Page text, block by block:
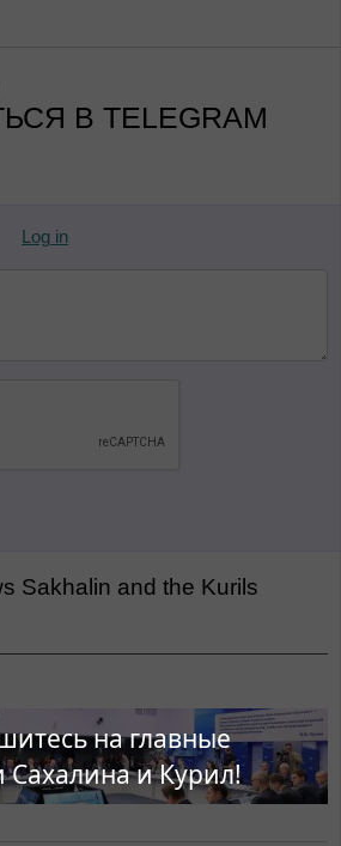
на главные
Сахалина и Курил!
В TELEGRAM
Log in
Sakhalin and the Kurils